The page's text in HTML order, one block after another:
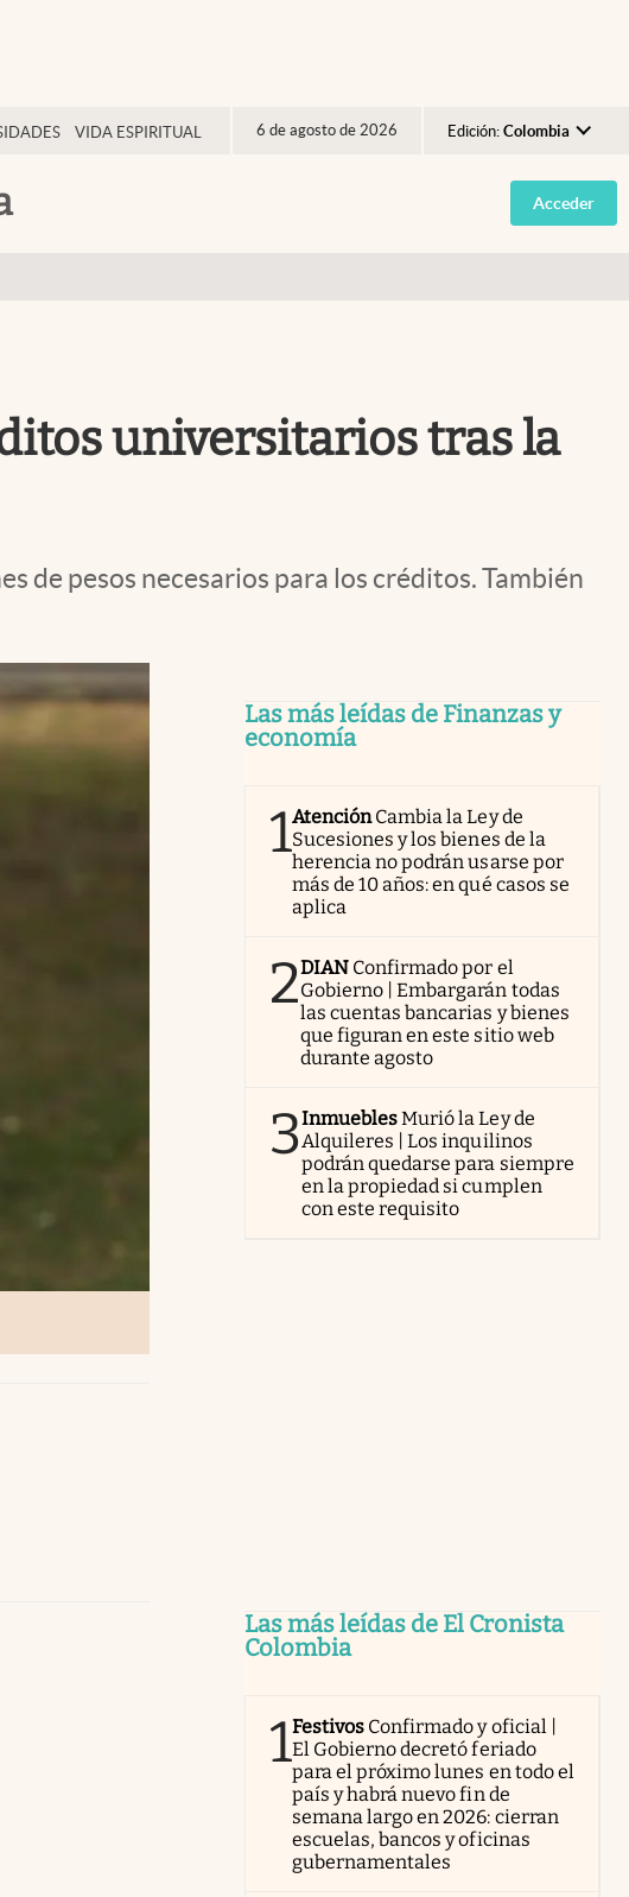
VIDA ESPIRITUAL 6 de agosto de 2026 Edición: Colombia
Argentina
España
Acceder
universitarios tras la
de pesos necesarios para los créditos. También
Las más leídas de Finanzas y
economía
1AtenciónCambia la Ley de
Sucesiones y los bienes de la
herencia no podrán usarse por
más de 10 años: en qué casos se
aplica
2DIAN Confirmado por el
Gobierno | Embargarán todas
las cuentas bancarias y bienes
que figuran en este sitio web
durante agosto
3InmueblesMurió la Ley de
Alquileres | Los inquilinos
podrán quedarse para siempre
en la propiedad si cumplen
con este requisito
Las más leídas de El Cronista
Colombia
1Festivos Confirmado y oficial |
El Gobierno decretó feriado
para el próximo lunes en todo el
país y habrá nuevo fin de
semana largo en 2026: cierran
escuelas, bancos y oficinas
gubernamentales